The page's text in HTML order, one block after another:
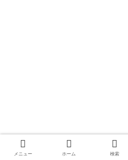
メニュー ホーム 検索